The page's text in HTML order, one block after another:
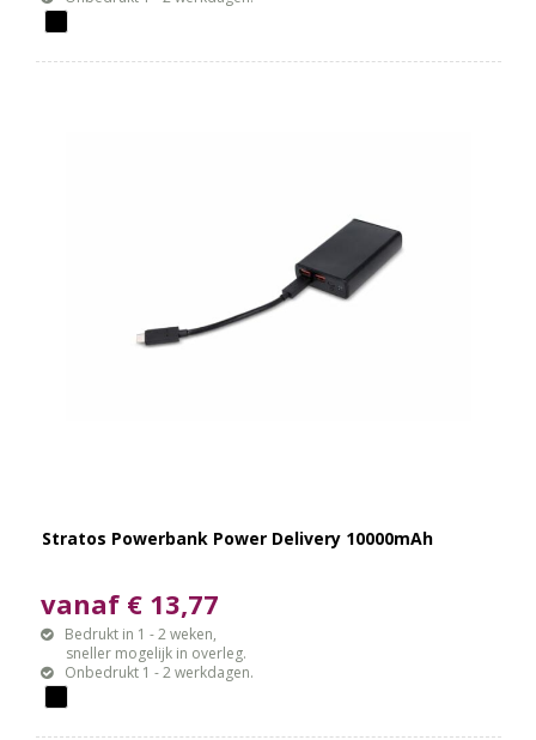
Stratos Powerbank Power Delivery 10000mAh
vanaf € 13,77
Bedrukt in 1 - 2 weken,
sneller mogelijk in overleg.
Onbedrukt 1 - 2 werkdagen.